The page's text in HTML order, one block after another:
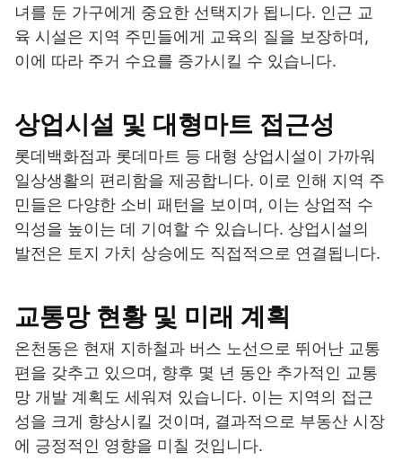
녀를 둔 가구에게 중요한 선택지가 됩니다. 인근 교
육 시설은 지역 주민들에게 교육의 질을 보장하며,
이에 따라 주거 수요를 증가시킬 수 있습니다.
상업시설 및 대형마트 접근성
롯데백화점과 롯데마트 등 대형 상업시설이 가까워
일상생활의 편리함을 제공합니다. 이로 인해 지역 주
민들은 다양한 소비 패턴을 보이며, 이는 상업적 수
익성을 높이는 데 기여할 수 있습니다. 상업시설의
발전은 토지 가치 상승에도 직접적으로 연결됩니다.
교통망 현황 및 미래 계획
온천동은 현재 지하철과 버스 노선으로 뛰어난 교통
편을 갖추고 있으며, 향후 몇 년 동안 추가적인 교통
망 개발 계획도 세워져 있습니다. 이는 지역의 접근
성을 크게 향상시킬 것이며, 결과적으로 부동산 시장
에 긍정적인 영향을 미칠 것입니다.